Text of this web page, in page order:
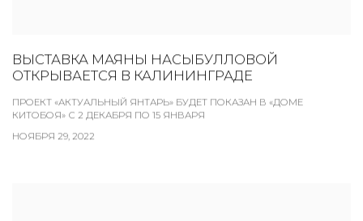
ВЫСТАВКА МАЯНЫ НАСЫБУЛЛОВОЙ
ОТКРЫВАЕТСЯ В КАЛИНИНГРАДЕ
ПРОЕКТ «АКТУАЛЬНЫЙ ЯНТАРЬ» БУДЕТ ПОКАЗАН В «ДОМЕ
КИТОБОЯ» С 2 ДЕКАБРЯ ПО 15 ЯНВАРЯ
НОЯБРЯ 29, 2022